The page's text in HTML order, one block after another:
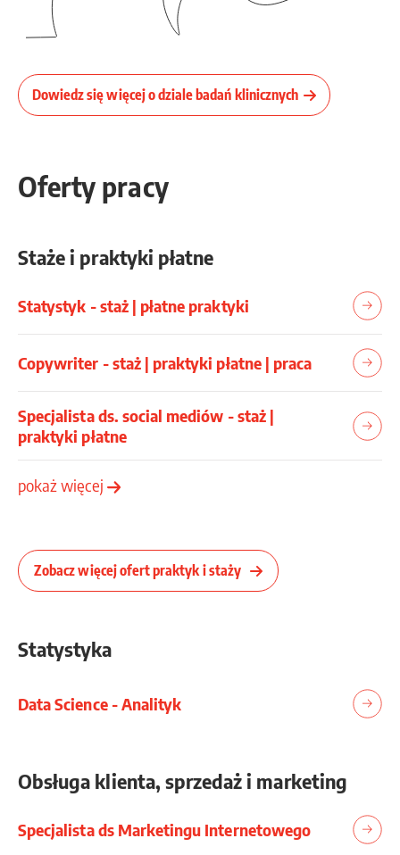
Dowiedz się więcej o dziale badań klinicznych
Oferty pracy
Staże i praktyki płatne
Statystyk - staż | płatne praktyki
Copywriter - staż | praktyki płatne | praca
Specjalista ds. social mediów - staż |
praktyki płatne
pokaż więcej
Zobacz więcej ofert praktyk i staży
Statystyka
Data Science - Analityk
Obsługa klienta, sprzedaż i marketing
Specjalista ds Marketingu Internetowego